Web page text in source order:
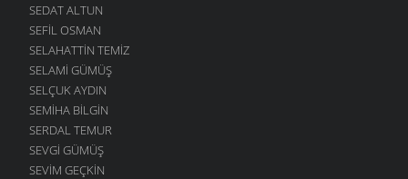
SEDAT ALTUN
SEFIL OSMAN
SELAHATTIN TEMIZ
SELAMI GÜMÜŞ
SELÇUK AYDIN
SEMIHA BILGIN
SERDAL TEMUR
SEVGI GÜMÜŞ
SEVIM GEÇKIN